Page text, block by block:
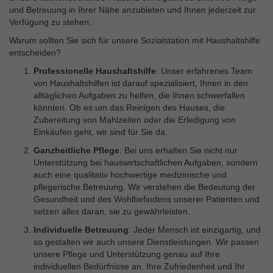
und Betreuung in Ihrer Nähe anzubieten und Ihnen jederzeit zur
Verfügung zu stehen.
Warum sollten Sie sich für unsere Sozialstation mit Haushaltshilfe
entscheiden?
Professionelle Haushaltshilfe: Unser erfahrenes Team
von Haushaltshilfen ist darauf spezialisiert, Ihnen in den
alltäglichen Aufgaben zu helfen, die Ihnen schwerfallen
könnten. Ob es um das Reinigen des Hauses, die
Zubereitung von Mahlzeiten oder die Erledigung von
Einkäufen geht, wir sind für Sie da.
Ganzheitliche Pflege: Bei uns erhalten Sie nicht nur
Unterstützung bei hauswirtschaftlichen Aufgaben, sondern
auch eine qualitativ hochwertige medizinische und
pflegerische Betreuung. Wir verstehen die Bedeutung der
Gesundheit und des Wohlbefindens unserer Patienten und
setzen alles daran, sie zu gewährleisten.
Individuelle Betreuung: Jeder Mensch ist einzigartig, und
so gestalten wir auch unsere Dienstleistungen. Wir passen
unsere Pflege und Unterstützung genau auf Ihre
individuellen Bedürfnisse an. Ihre Zufriedenheit und Ihr
Externe Inhalte
Wir verwenden auf unserer Website externe Inhalte, um